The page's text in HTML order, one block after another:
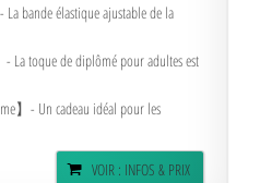
bande élastique ajustable de la
La toque de diplômé pour adultes est
】- Un cadeau idéal pour les
VOIR : INFOS & PRIX